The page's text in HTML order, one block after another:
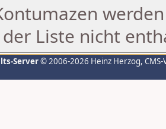
Liste nicht
Server© 2006-2026 Heinz Herzog,